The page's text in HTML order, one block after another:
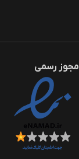
مجوز رسمی